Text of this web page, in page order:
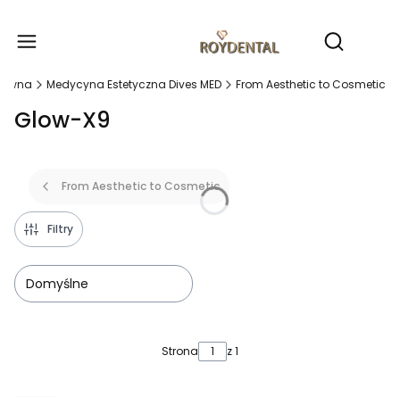
Otwórz
Medycyna Estetyczna Dives MED From Aesthetic to Cosmetic
Glow-X9
From Aesthetic to Cosmetic
Filtry
Domyślne
Lista produktówStrona z 1